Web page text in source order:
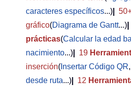
caracteres específicos...)
gráfico(Diagrama de Gantt...)
prácticas(Calcular la edad
nacimiento...) 19
inserción( Insertar Código QR,
desde ruta...) 12